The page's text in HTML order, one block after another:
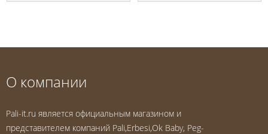
О компании
Pali-it.ru является официальным магазином и
представителем компаний Pali,Erbesi,Ok Baby, Peg-